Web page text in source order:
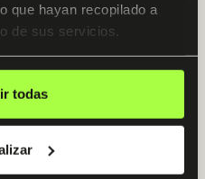
que hayan recopilado a
de sus servicios.
todas